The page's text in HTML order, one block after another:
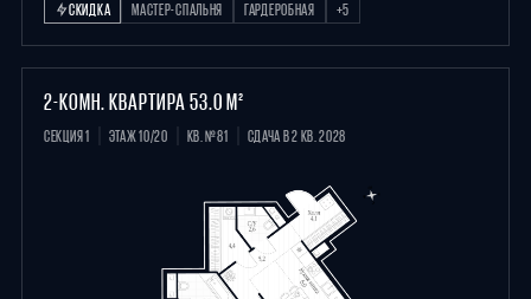
СКИДКА МАСТЕР-СПАЛЬНЯ ГАРДЕРОБНАЯ +5
2-КОМН. КВАРТИРА 53.0 М²
СЕКЦИЯ 1 ЭТАЖ 10/20 КВ. №81 СДАЧА В 2 КВ. 2028